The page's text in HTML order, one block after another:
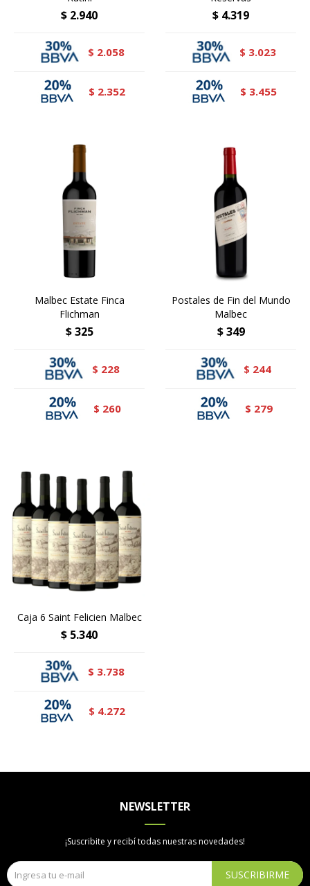
$ 2.940
$ 2.058
$ 2.352
$ 4.319
$ 3.023
$ 3.455
Malbec Estate Finca
Flichman
$ 325
$ 228
$ 260
Postales de Fin del Mundo
Malbec
$ 349
$ 244
$ 279
Caja 6 Saint Felicien Malbec
$ 5.340
$ 3.738
$ 4.272
NEWSLETTER
¡Suscribite y recibí todas nuestras novedades!
SUSCRIBIRME